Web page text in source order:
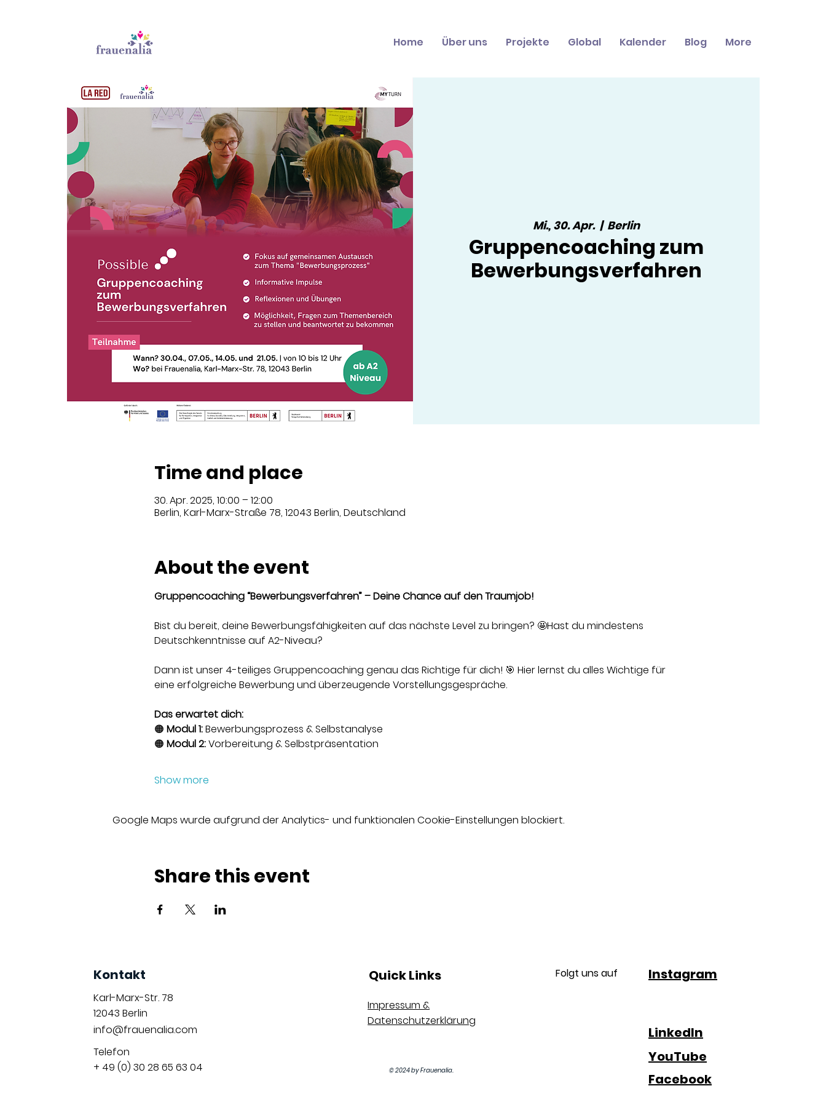
Home Über uns Projekte Global Kalender Blog More
Mi., 30. Apr.
  |
Berlin
Gruppencoaching zum
Bewerbungsverfahren
Time and place
30. Apr. 2025, 10:00 – 12:00
Berlin, Karl-Marx-Straße 78, 12043 Berlin, Deutschland
About the event
Gruppencoaching “Bewerbungsverfahren” – Deine Chance auf den Traumjob!
Bist du bereit, deine Bewerbungsfähigkeiten auf das nächste Level zu bringen? 🤩Hast du mindestens
Deutschkenntnisse auf A2-Niveau?
Dann ist unser 4-teiliges Gruppencoaching genau das Richtige für dich! 🎯 Hier lernst du alles Wichtige für
eine erfolgreiche Bewerbung und überzeugende Vorstellungsgespräche.
Das erwartet dich:
🟠 Modul 1: Bewerbungsprozess & Selbstanalyse
🟠 Modul 2: Vorbereitung & Selbstpräsentation
Show more
Google Maps wurde aufgrund der Analytics- und funktionalen Cookie-Einstellungen blockiert.
Share this event
Kontakt
Karl-Marx-Str. 78
12043 Berlin
info@frauenalia.com
Telefon
+ 49 (0) 30 28 65 63 04
Quick Links
Impressum &
Datenschutzerklärung
Folgt uns auf Instagram
LinkedIn
YouTube
Facebook
© 2024 by Frauenalia.